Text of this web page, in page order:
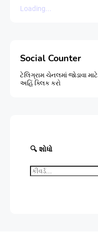
Loading...
Social Counter
ટેલિગ્રામ ચેનલમાં જોડાવા માટે
અહિં ક્લિક કરો
🔍 શોધો